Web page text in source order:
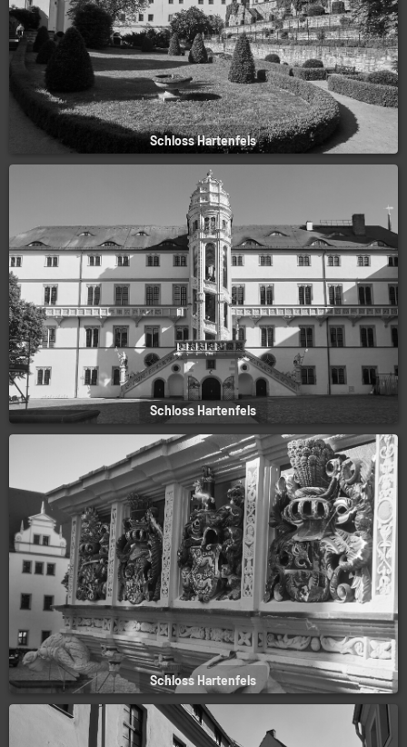
Schloss Hartenfels
Schloss Hartenfels
Schloss Hartenfels